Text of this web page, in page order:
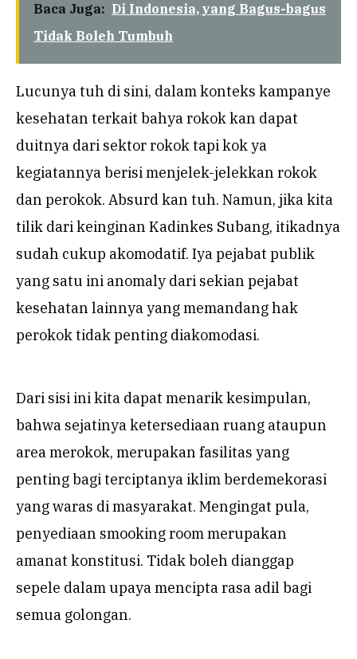
Baca Juga: Di Indonesia, yang Bagus-bagus
Tidak Boleh Tumbuh
Lucunya tuh di sini, dalam konteks kampanye
kesehatan terkait bahya rokok kan dapat
duitnya dari sektor rokok tapi kok ya
kegiatannya berisi menjelek-jelekkan rokok
dan perokok. Absurd kan tuh. Namun, jika kita
tilik dari keinginan Kadinkes Subang, itikadnya
sudah cukup akomodatif. Iya pejabat publik
yang satu ini anomaly dari sekian pejabat
kesehatan lainnya yang memandang hak
perokok tidak penting diakomodasi.
Dari sisi ini kita dapat menarik kesimpulan,
bahwa sejatinya ketersediaan ruang ataupun
area merokok, merupakan fasilitas yang
penting bagi terciptanya iklim berdemekorasi
yang waras di masyarakat. Mengingat pula,
penyediaan smooking room merupakan
amanat konstitusi. Tidak boleh dianggap
sepele dalam upaya mencipta rasa adil bagi
semua golongan.